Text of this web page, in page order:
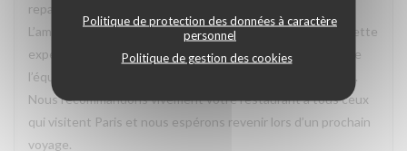
Politique de protection des données à caractère
personnel
Politique de gestion des cookies
repas. Nous nous sommes sentis très bien accueillis.
L’ambiance était agréable et chaleureuse, ce qui a rendu cette
expérience encore plus mémorable. Un grand merci à toute
l’équipe pour votre professionnalisme et votre gentillesse.
Nous recommandons vivement votre restaurant à tous ceux
qui visitent Paris et nous espérons revenir lors d’un prochain
voyage.